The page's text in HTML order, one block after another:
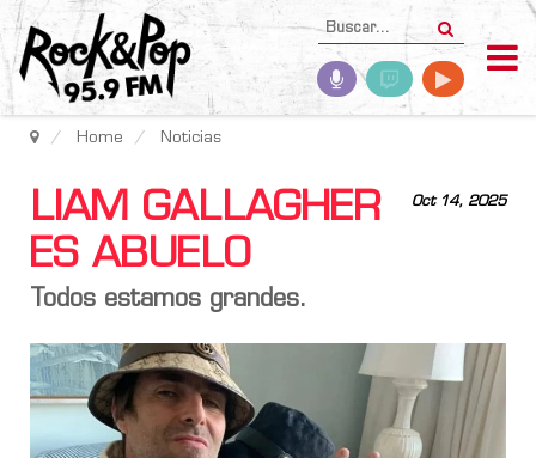
Home Noticias
Oct 14, 2025
LIAM GALLAGHER
ES ABUELO
Todos estamos grandes.